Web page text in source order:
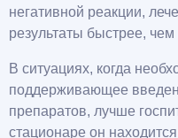
негативной реакции,
результаты быстрее,
В ситуациях, когда
поддерживающее
препаратов, лучше
стационаре он